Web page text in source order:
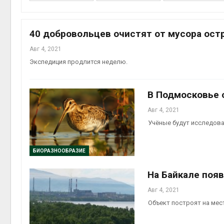
40 добровольцев очистят от мусора
Авг 4, 2021
Экспедиция продлится неделю.
БИОРАЗНООБРАЗИЕ
В Подмосковье
Авг 4, 2021
Учёные будут
На Байкале
Авг 4, 2021
Объект построят на
Авг 6,